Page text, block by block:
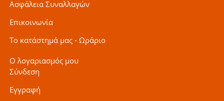
Ασφάλεια Συναλλαγών
Επικοινωνία
Το κατάστημά μας - Ωράριο
Ο λογαριασμός μου
Σύνδεση
Εγγραφή